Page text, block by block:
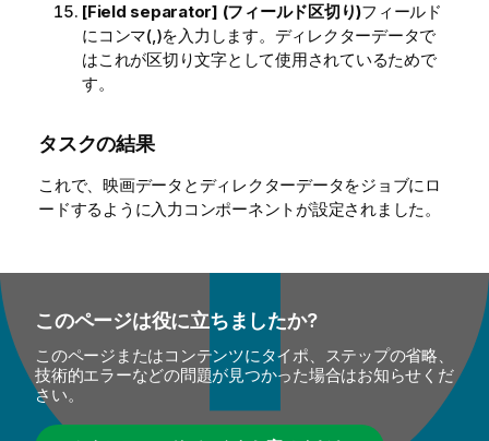
[Field separator] (フィールド区切り)フィールド
にコンマ(,)を入力します。ディレクターデータで
はこれが区切り文字として使用されているためで
す。
タスクの結果
これで、映画データとディレクターデータをジョブにロ
ードするように入力コンポーネントが設定されました。
このページは役に立ちましたか?
このページまたはコンテンツにタイポ、ステップの省略、
技術的エラーなどの問題が見つかった場合はお知らせくだ
さい。